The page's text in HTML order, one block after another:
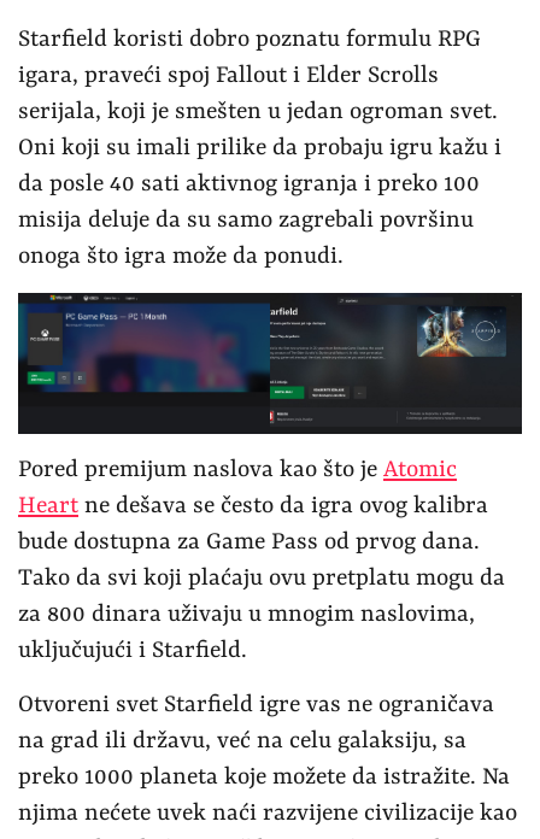
Starfield koristi dobro poznatu formulu RPG
igara, praveći spoj Fallout i Elder Scrolls
serijala, koji je smešten u jedan ogroman svet.
Oni koji su imali prilike da probaju igru kažu i
da posle 40 sati aktivnog igranja i preko 100
misija deluje da su samo zagrebali površinu
onoga što igra može da ponudi.
Pored premijum naslova kao što je Atomic
Heart ne dešava se često da igra ovog kalibra
bude dostupna za Game Pass od prvog dana.
Tako da svi koji plaćaju ovu pretplatu mogu da
za 800 dinara uživaju u mnogim naslovima,
uključujući i Starfield.
Otvoreni svet Starfield igre vas ne ograničava
na grad ili državu, već na celu galaksiju, sa
preko 1000 planeta koje možete da istražite. Na
njima nećete uvek naći razvijene civilizacije kao